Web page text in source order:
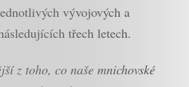
vývojových a
třech letech.
z toho, co naše mnichovské